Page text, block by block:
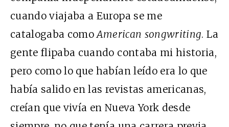
cuando viajaba a Europa se me
catalogaba comoAmerican songwriting. La
gente flipaba cuando contaba mi historia,
pero como lo que habían leído era lo que
había salido en las revistas americanas,
creían que vivía en Nueva York desde